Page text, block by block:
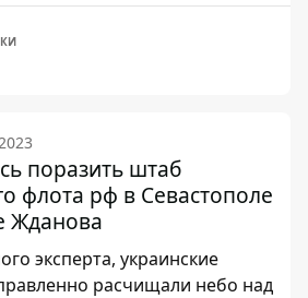
поразить штаб
флота рф в Севастополе
Жданова
эксперта, украинские
расчищали небо над